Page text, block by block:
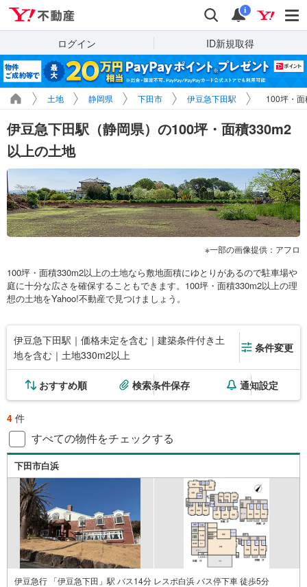
検索 通知
i
ログイン ID新規取得
土地 静岡県 下田市 伊豆急下田駅 100坪・
伊豆急下田駅（静岡県）の100坪・面積330m2
以上の土地
一部の画像提供：アフロ
100坪・面積330m2以上の土地なら敷地面積にゆとりがあるので駐車場や
庭に十分な広さを確保することもできます。100坪・面積330m2以上の理
想の土地をYahoo!不動産で見つけましょう。
伊豆急下田駅｜価格未定を含む｜建築条件付き土
地を含む｜土地330m2以上
条件変更
おすすめ順 検索条件保存 通知設定
4 件
すべての物件をチェックする
下田市白浜
伊豆急行 「伊豆急下田」駅 バス14分 レスポ白浜 バス停下車 徒歩5分